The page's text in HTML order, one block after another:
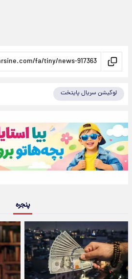
لوکیشن سریال پایتخت
پنجره